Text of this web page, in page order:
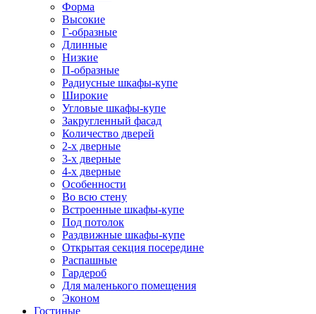
Форма
Высокие
Г-образные
Длинные
Низкие
П-образные
Радиусные шкафы-купе
Широкие
Угловые шкафы-купе
Закругленный фасад
Количество дверей
2-х дверные
3-х дверные
4-х дверные
Особенности
Во всю стену
Встроенные шкафы-купе
Под потолок
Раздвижные шкафы-купе
Открытая секция посередине
Распашные
Гардероб
Для маленького помещения
Эконом
Гостиные